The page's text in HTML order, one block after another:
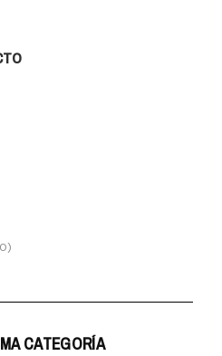
CATEGORÍA